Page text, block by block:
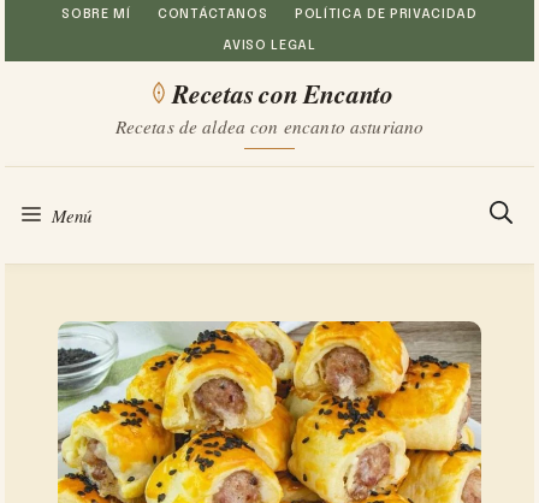
Saltar
al
SOBRE MÍ CONTÁCTANOS POLÍTICA DE PRIVACIDAD
AVISO LEGAL
Recetas con Encanto
Recetas de aldea con encanto asturiano
Menú